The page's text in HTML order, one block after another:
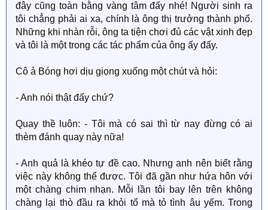
đây cũng toàn bằng vàng tâm đấy nhé! Người sinh ra
tôi chẳng phải ai xa, chính là ông thị trưởng thành phố.
Những khi nhàn rỗi, ông ta tiện chơi đủ các vật xinh đẹp
và tôi là một trong các tác phẩm của ông ấy đấy.
Cô ả Bóng hơi dịu giọng xuống một chút và hỏi:
- Anh nói thật đấy chứ?
Quay thề luôn: - Tôi mà có sai thì từ nay đừng có ai
thèm đánh quay này nữa!
- Anh quả là khéo tự đề cao. Nhưng anh nên biết rằng
việc này không thể được. Tôi đã gần như hứa hôn với
một chàng chim nhạn. Mỗi lần tôi bay lên trên không
chàng lại thò đầu ra khỏi tổ mà tỏ tình âu yếm. Trong